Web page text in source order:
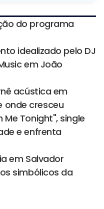
do programa
idealizado pelo DJ
em João
acústica em
onde cresceu
Me Tonight", single
e enfrenta
em Salvador
simbólicos da